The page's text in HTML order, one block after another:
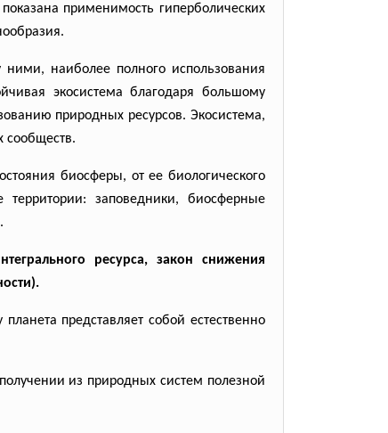
применимость гиперболических
наиболее полного использования
экосистема благодаря большому
природных ресурсов. Экосистема,
сообществ.
биосферы, от ее биологического
заповедники, биосферные
ресурса, закон снижения
представляет собой естественно
из природных систем полезной